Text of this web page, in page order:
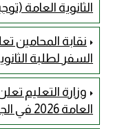
الثانوية العامة
نقابة المحامين
السفر لطلبة
وزارة التعليم
العامة 2026 في الجامعات الفلسطينية